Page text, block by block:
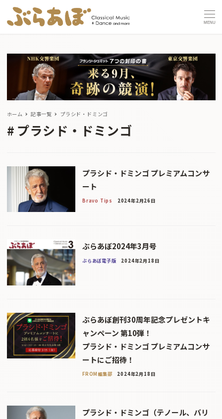
MENU
ホーム 記事一覧 プラシド・ドミンゴ
プラシド・ドミンゴ
プラシド・ドミンゴ プレミアムコンサ
ート
Bravo Tips 2024年2月26日
ぶらあぼ2024年3月号
ぶらあぼ電子版 2024年2月18日
ぶらあぼ創刊30周年記念プレゼントキ
ャンペーン 第10弾！
プラシド・ドミンゴ プレミアムコンサ
ートにご招待！
FROM編集部 2024年2月18日
プラシド・ドミンゴ（テノール、バリ